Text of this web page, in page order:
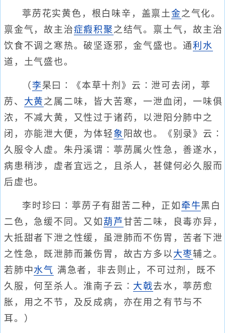
葶苈花实黄色，根白味辛，盖禀土金之气化。
禀金气，故主治症瘕积聚之结气。禀土气，故主治
饮食不调之寒热。破坚逐邪，金气盛也。通利水
道，土气盛也。
（ 李 杲曰∶《本草十剂》云∶泄可去闭，葶
苈、 大黄 之属二味，皆大苦寒，一泄血闭，一味俱
浓，不减大黄，又性过于诸药，以泄阳分肺中之
闭，亦能泄大便，为体轻 象 阳故也。《别录》云∶
久服令人虚。朱丹溪谓∶葶苈属火性急，善遂水，
病患稍涉，虚者宜远之，且杀人，甚健何必久服而
后虚也。
李时珍曰∶葶苈子有甜苦二种，正如 牵牛黑白
二色，急缓不同。又如 葫芦 甘苦二味，良毒亦异，
大抵甜者下泄之性缓，虽泄肺而不伤胃，苦者下泄
之性急，既泄肺而兼伤胃，故古方多以 大枣辅之。
若肺中水气 满急者，非去则止，不可过剂，既不
久服，何至杀人。淮南子云∶ 大戟去水，葶苈愈
胀，用之不节，及反成病，亦在用之有节与不
耳。）